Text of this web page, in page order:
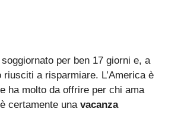
per ben 17 giorni e, a
a risparmiare. L’America è
ha molto da offrire per chi ama
certamente una vacanza